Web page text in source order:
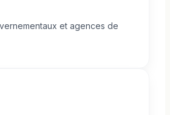
et agences de